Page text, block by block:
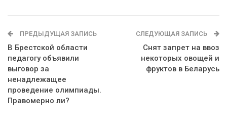
ПРЕДЫДУЩАЯ ЗАПИСЬ
В Брестской области
педагогу объявили
выговор за
ненадлежащее
проведение олимпиады.
Правомерно ли?
СЛЕДУЮЩАЯ ЗАПИСЬ
Снят запрет на ввоз
некоторых овощей и
фруктов в Беларусь